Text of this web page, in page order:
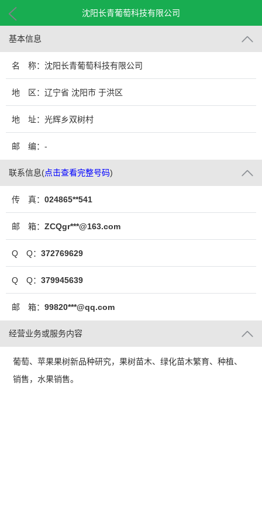
沈阳长青葡萄科技有限公司
基本信息
名 称：沈阳长青葡萄科技有限公司
地 区：辽宁省 沈阳市 于洪区
地 址：光辉乡双树村
邮 编：-
联系信息(点击查看完整号码)
传 真： 024865**541
邮 箱： ZCQgr***@163.com
Q Q： 372769629
Q Q： 379945639
邮 箱： 99820***@qq.com
经营业务或服务内容
葡萄、苹果果树新品种研究，果树苗木、绿化苗木繁育、种植、
销售，水果销售。